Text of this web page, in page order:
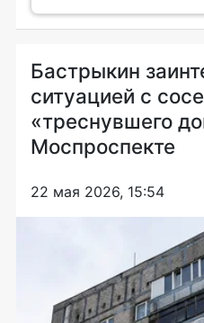
Бастрыкин
ситуацией с
«треснувшего
Моспроспекте
22 мая 2026, 15:54